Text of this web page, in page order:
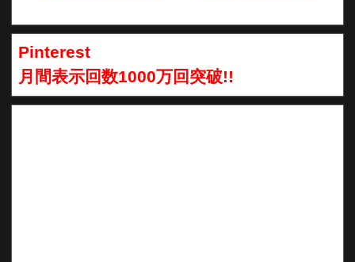
Pinterest
月間表示回数1000万回突破!!